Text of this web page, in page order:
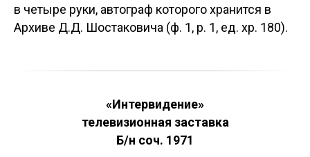
в четыре руки, автограф которого хранится в
Архиве Д.Д. Шостаковича (ф. 1, р. 1, ед. хр. 180).
«Интервидение»
телевизионная заставка
Б/н соч. 1971